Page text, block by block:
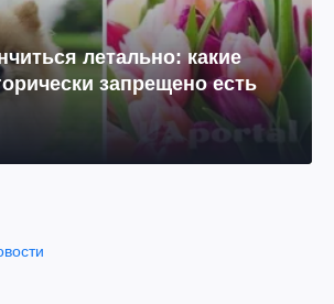
летально: какие
запрещено есть